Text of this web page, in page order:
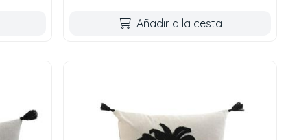
Añadir a la cesta